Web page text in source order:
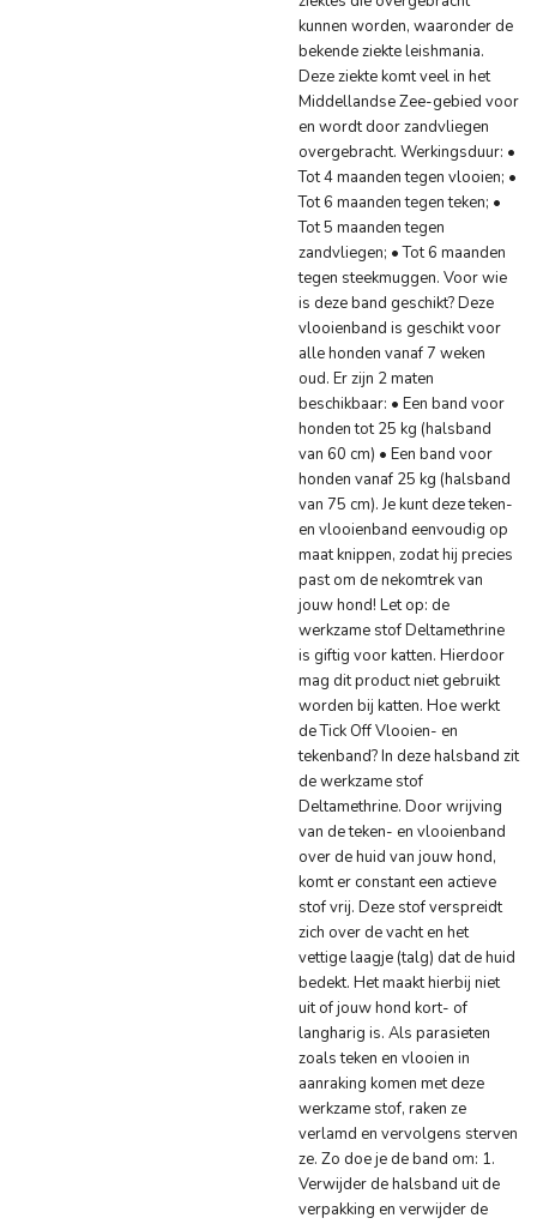
kunnen worden, waaronder de
bekende ziekte leishmania.
Deze ziekte komt veel in het
Middellandse Zee-gebied voor
en wordt door zandvliegen
overgebracht. Werkingsduur: •
Tot 4 maanden tegen vlooien; •
Tot 6 maanden tegen teken; •
Tot 5 maanden tegen
zandvliegen; • Tot 6 maanden
tegen steekmuggen. Voor wie
is deze band geschikt? Deze
vlooienband is geschikt voor
alle honden vanaf 7 weken
oud. Er zijn 2 maten
beschikbaar: • Een band voor
honden tot 25 kg (halsband
van 60 cm) • Een band voor
honden vanaf 25 kg (halsband
van 75 cm). Je kunt deze teken-
en vlooienband eenvoudig op
maat knippen, zodat hij precies
past om de nekomtrek van
jouw hond! Let op: de
werkzame stof Deltamethrine
is giftig voor katten. Hierdoor
mag dit product niet gebruikt
worden bij katten. Hoe werkt
de Tick Off Vlooien- en
tekenband? In deze halsband zit
de werkzame stof
Deltamethrine. Door wrijving
van de teken- en vlooienband
over de huid van jouw hond,
komt er constant een actieve
stof vrij. Deze stof verspreidt
zich over de vacht en het
vettige laagje (talg) dat de huid
bedekt. Het maakt hierbij niet
uit of jouw hond kort- of
langharig is. Als parasieten
zoals teken en vlooien in
aanraking komen met deze
werkzame stof, raken ze
verlamd en vervolgens sterven
ze. Zo doe je de band om: 1.
Verwijder de halsband uit de
verpakking en verwijder de